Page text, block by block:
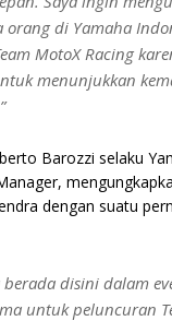
orang di Yamaha
MotoX Racing
menunjukkan
Barozzi selaku
dengan suatu
berada disini dalam
untuk peluncuran